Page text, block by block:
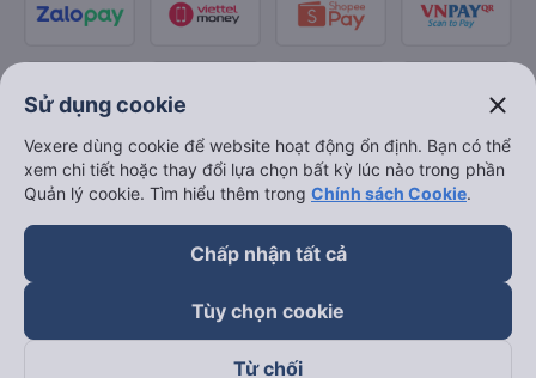
Sử dụng cookie close
Vexere dùng cookie để website hoạt động ổn định. Bạn có thể
xem chi tiết hoặc thay đổi lựa chọn bất kỳ lúc nào trong phần
Quản lý cookie. Tìm hiểu thêm trong Chính sách Cookie.
Chấp nhận tất cả
Tùy chọn cookie
Từ chối